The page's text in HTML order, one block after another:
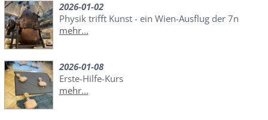
2026-01-02
Physik trifft Kunst - ein Wien-Ausflug der 7n
mehr...
2026-01-08
Erste-Hilfe-Kurs
mehr...